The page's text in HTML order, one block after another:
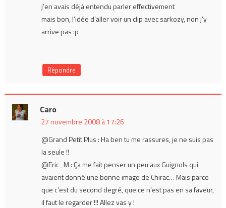
j’en avais déjà entendu parler effectivement
mais bon, l’idée d’aller voir un clip avec sarkozy, non j’y
arrive pas :p
Répondre
Caro
27 novembre 2008 à 17:26
@Grand Petit Plus : Ha ben tu me rassures, je ne suis pas
la seule !!
@Eric_M : Ça me fait penser un peu aux Guignols qui
avaient donné une bonne image de Chirac… Mais parce
que c’est du second degré, que ce n’est pas en sa faveur,
il faut le regarder !!! Allez vas y !